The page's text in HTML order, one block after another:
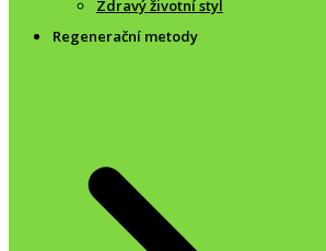
Zdravý životní styl
Regenerační metody